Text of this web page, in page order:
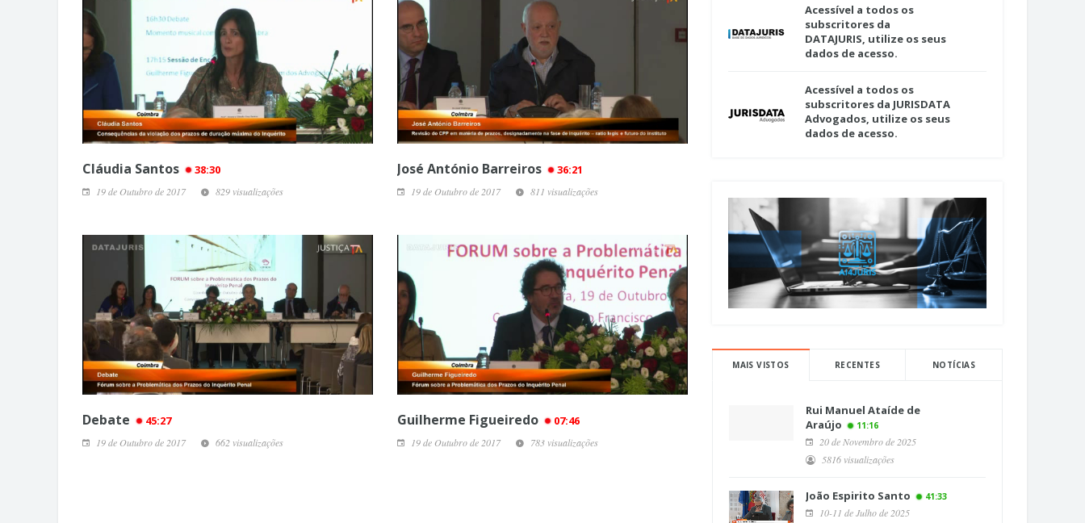
Cláudia Santos 38:30
19 de Outubro de 2017 829 visualizações
José António Barreiros 36:21
19 de Outubro de 2017 811 visualizações
Debate 45:27
19 de Outubro de 2017 662 visualizações
Guilherme Figueiredo 07:46
19 de Outubro de 2017 783 visualizações
Acessível a todos os
subscritores da
DATAJURIS, utilize os seus
dados de acesso.
Acessível a todos os
subscritores da JURISDATA
Advogados, utilize os seus
dados de acesso.
MAIS VISTOS RECENTES NOTÍCIAS
Rui Manuel Ataíde de
Araújo
11:16
20 de Novembro de 2025
5816 visualizações
João Espirito Santo 41:33
10-11 de Julho de 2025